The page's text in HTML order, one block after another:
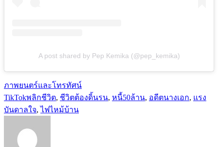
A post shared by Pep Kemika (@pep_kemika)
ภาพยนตร์และโทรทัศน์
TikTokพลิกชีวิต, ชีวิตต้องดิ้นรน, หนี้50ล้าน, อดีตนางเอก, แรง
บันดาลใจ,ไฟไหม้บ้าน